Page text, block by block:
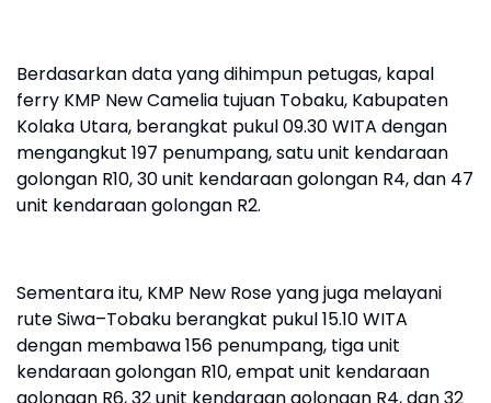
Berdasarkan data yang dihimpun petugas, kapal
ferry KMP New Camelia tujuan Tobaku, Kabupaten
Kolaka Utara, berangkat pukul 09.30 WITA dengan
mengangkut 197 penumpang, satu unit kendaraan
golongan R10, 30 unit kendaraan golongan R4, dan 47
unit kendaraan golongan R2.
Sementara itu, KMP New Rose yang juga melayani
rute Siwa–Tobaku berangkat pukul 15.10 WITA
dengan membawa 156 penumpang, tiga unit
kendaraan golongan R10, empat unit kendaraan
golongan R6, 32 unit kendaraan golongan R4, dan 32